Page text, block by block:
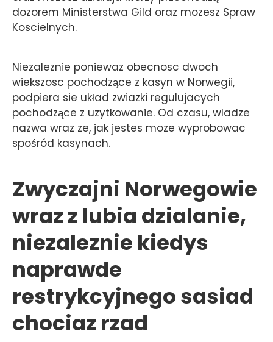
dozorem Ministerstwa Gild oraz mozesz Spraw
Koscielnych.
Niezaleznie poniewaz obecnosc dwoch
wiekszosc pochodzące z kasyn w Norwegii,
podpiera sie układ zwiazki regulujacych
pochodzące z uzytkowanie. Od czasu, wladze
nazwa wraz ze, jak jestes moze wyprobowac
spośród kasynach.
Zwyczajni Norwegowie
wraz z lubia dzialanie,
niezaleznie kiedys
naprawde
restrykcyjnego sasiad
chociaz rzad